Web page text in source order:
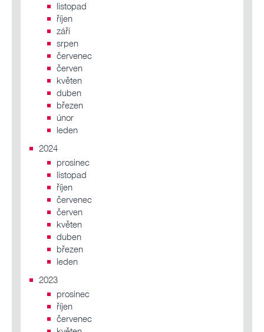
listopad
říjen
září
srpen
červenec
červen
květen
duben
březen
únor
leden
2024
prosinec
listopad
říjen
červenec
červen
květen
duben
březen
leden
2023
prosinec
říjen
červenec